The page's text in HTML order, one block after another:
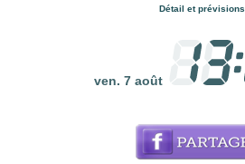
Détail et prévisions
ven. 7 août